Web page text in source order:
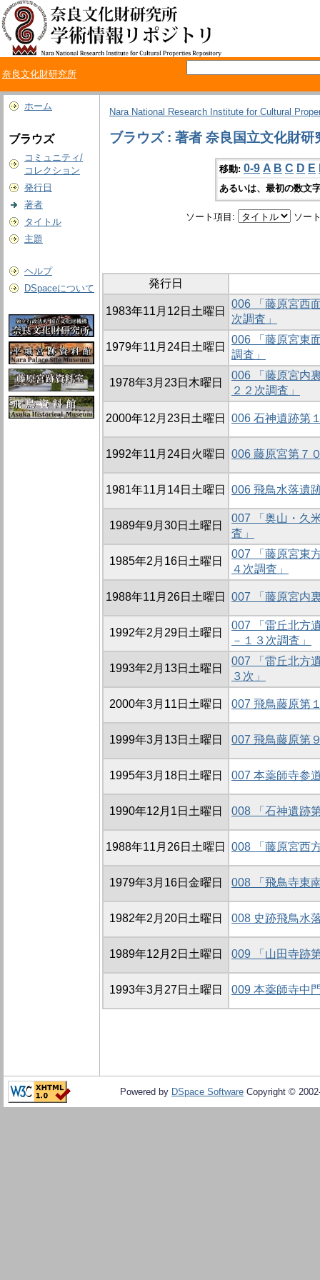
奈良文化財研究所
ホーム
ブラウズ
コミュニティ/
コレクション
発行日
著者
タイトル
主題
ヘルプ
DSpaceについて
Nara National Research Institute for Cultural
ブラウズ : 著者 奈良国立文化財
移動: 0-9 A B C D E
あるいは、最初の数文
ソート項目: ソー
発行日
1983年11月12日土曜日
006 「藤原宮西
次調査」
1979年11月24日土曜日
006 「藤原宮東
調査」
1978年3月23日木曜日
006 「藤原宮内
２２次調査」
2000年12月23日土曜日 006 石神遺跡第
1992年11月24日火曜日 006 藤原宮第７
1981年11月14日土曜日 006 飛鳥水落遺
1989年9月30日土曜日
007 「奥山・久
査」
1985年2月16日土曜日
007 「藤原宮東
４次調査」
1988年11月26日土曜日 007 「藤原宮内
1992年2月29日土曜日
007 「雷丘北方
－１３次調査」
1993年2月13日土曜日
007 「雷丘北方
３次」
2000年3月11日土曜日 007 飛鳥藤原第
1999年3月13日土曜日 007 飛鳥藤原第
1995年3月18日土曜日 007 本薬師寺参
1990年12月1日土曜日 008 「石神遺跡
1988年11月26日土曜日 008 「藤原宮
1979年3月16日金曜日 008 「飛鳥寺東
1982年2月20日土曜日 008 史跡飛鳥水
1989年12月2日土曜日 009 「山田寺跡
1993年3月27日土曜日 009 本薬師寺中
Powered by DSpace Software Copyright ©